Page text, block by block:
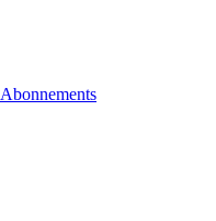
Abonnements